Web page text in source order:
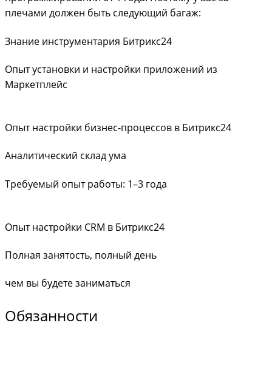
плечами должен быть следующий багаж:
Знание инструментария Битрикс24
Опыт установки и настройки приложений из
Маркетплейс
Опыт настройки бизнес-процессов в Битрикс24
Аналитический склад ума
Требуемый опыт работы: 1–3 года
Опыт настройки CRM в Битрикс24
Полная занятость, полный день
чем вы будете заниматься
Обязанности